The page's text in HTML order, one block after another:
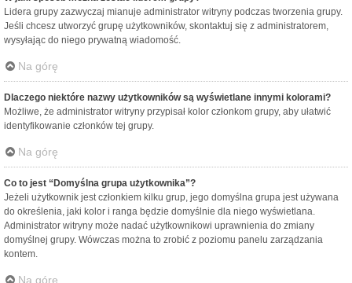
Lidera grupy zazwyczaj mianuje administrator witryny podczas tworzenia grupy.
Jeśli chcesz utworzyć grupę użytkowników, skontaktuj się z administratorem,
wysyłając do niego prywatną wiadomość.
Na górę
Dlaczego niektóre nazwy użytkowników są wyświetlane innymi kolorami?
Możliwe, że administrator witryny przypisał kolor członkom grupy, aby ułatwić
identyfikowanie członków tej grupy.
Na górę
Co to jest “Domyślna grupa użytkownika”?
Jeżeli użytkownik jest członkiem kilku grup, jego domyślna grupa jest używana
do określenia, jaki kolor i ranga będzie domyślnie dla niego wyświetlana.
Administrator witryny może nadać użytkownikowi uprawnienia do zmiany
domyślnej grupy. Wówczas można to zrobić z poziomu panelu zarządzania
kontem.
Na górę